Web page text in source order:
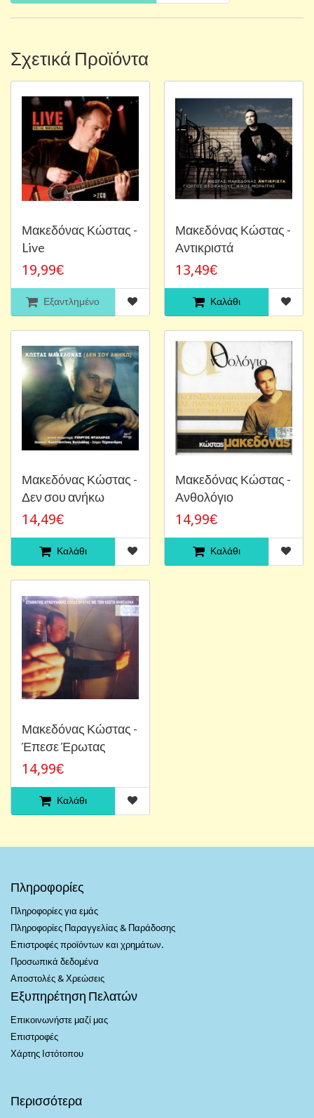
Σχετικά Προϊόντα
Μακεδόνας Κώστας -
Live
19,99€
Εξαντλημένο
Μακεδόνας Κώστας -
Αντικριστά
13,49€
Καλάθι
Μακεδόνας Κώστας -
Δεν σου ανήκω
14,49€
Καλάθι
Μακεδόνας Κώστας -
Ανθολόγιο
14,99€
Καλάθι
Μακεδόνας Κώστας -
Έπεσε Έρωτας
14,99€
Καλάθι
Πληροφορίες
Πληροφορίες για εμάς
Πληροφορίες Παραγγελίας & Παράδοσης
Επιστροφές προϊόντων και χρημάτων.
Προσωπικά δεδομένα
Αποστολές & Χρεώσεις
Εξυπηρέτηση Πελατών
Επικοινωνήστε μαζί μας
Επιστροφές
Χάρτης Ιστότοπου
Περισσότερα